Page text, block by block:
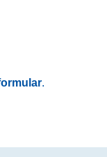
.